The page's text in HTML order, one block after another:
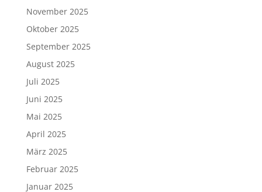
November 2025
Oktober 2025
September 2025
August 2025
Juli 2025
Juni 2025
Mai 2025
April 2025
März 2025
Februar 2025
Januar 2025